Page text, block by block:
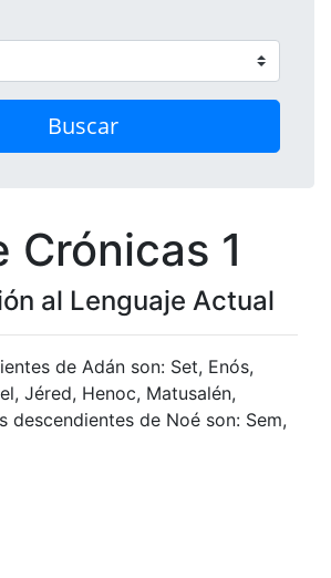
Buscar
Crónicas 1
al Lenguaje Actual
de Adán son: Set, Enós,
Jéred, Henoc, Matusalén,
descendientes de Noé son: Sem,